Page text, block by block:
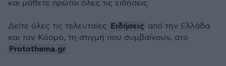
και μάθετε πρώτοι όλες τις ειδήσεις
Δείτε όλες τις τελευταίες Ειδήσεις από την Ελλάδα
και τον Κόσμο, τη στιγμή που συμβαίνουν, στο
Protothema.gr